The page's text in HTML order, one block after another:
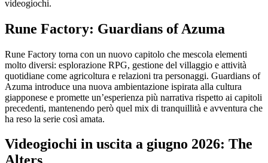
videogiochi.
Rune Factory: Guardians of Azuma
Rune Factory torna con un nuovo capitolo che mescola elementi
molto diversi: esplorazione RPG, gestione del villaggio e attività
quotidiane come agricoltura e relazioni tra personaggi. Guardians of
Azuma introduce una nuova ambientazione ispirata alla cultura
giapponese e promette un’esperienza più narrativa rispetto ai capitoli
precedenti, mantenendo però quel mix di tranquillità e avventura che
ha reso la serie così amata.
Videogiochi in uscita a giugno 2026: The